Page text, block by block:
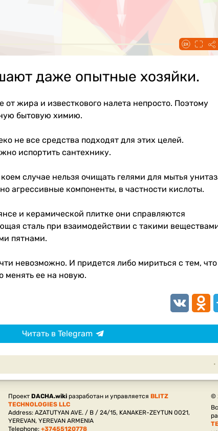
даже опытные хозяйки.
от жира и известкового налета непросто. Поэтому
бытовую химию.
не все средства подходят для этих целей.
испортить сантехнику.
случае нельзя очищать гелями для мытья
агрессивные компоненты, в частности кислоты.
и керамической плитке они справляются
сталь при взаимодействии с такими
пятнами.
невозможно. И придется либо мириться с тем, что
менять ее на новую.
VK
Читать в Telegram
Проект DACHA.wikiразработан и управляется BLITZ
TECHNOLOGIES LLC
Address: AZATUTYAN AVE. / B / 24/15, KANAKER-ZEYTUN 0021,
YEREVAN, YEREVAN ARMENIA
Telephone: +37455120778
©